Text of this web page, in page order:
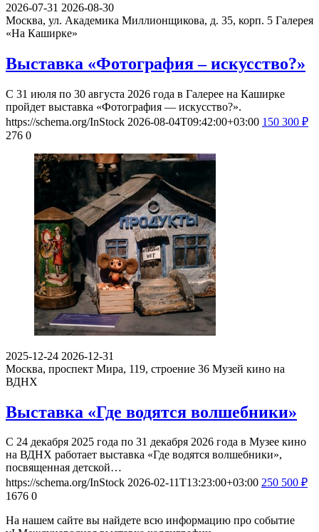
2026-07-31 2026-08-30
Москва, ул. Академика Миллионщикова, д. 35, корп. 5 Галерея
«На Каширке»
Выставка «Фотография – искусство?»
С 31 июля по 30 августа 2026 года в Галерее на Каширке
пройдет выставка «Фотография — искусство?».
https://schema.org/InStock 2026-08-04T09:42:00+03:00 150 300 ₽
276 0
2025-12-24 2026-12-31
Москва, проспект Мира, 119, строение 36 Музей кино на
ВДНХ
Выставка «Где водятся волшебники»
С 24 декабря 2025 года по 31 декабря 2026 года в Музее кино
на ВДНХ работает выставка «Где водятся волшебники»,
посвященная детской…
https://schema.org/InStock 2026-02-11T13:23:00+03:00 250 500 ₽
1676 0
На нашем сайте вы найдете всю информацию про событие